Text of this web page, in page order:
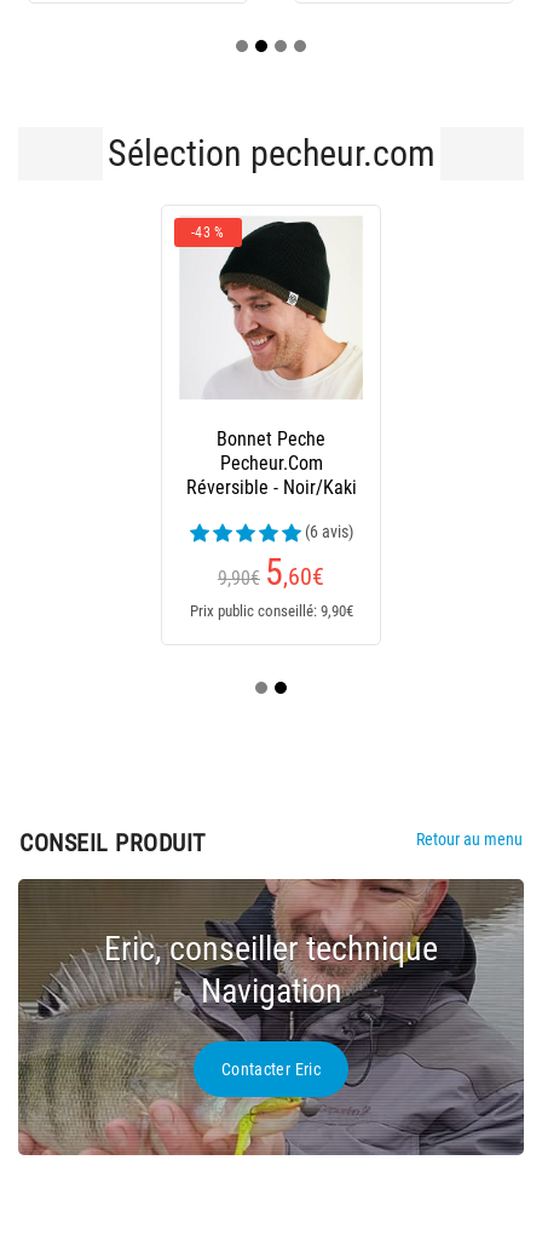
Sélection pecheur.com
-43 %
Bonnet Peche
Pecheur.Com
Réversible - Noir/Kaki
(6 avis)
9,90€ 5,60€
Prix public conseillé: 9,90€
CONSEIL PRODUIT Retour au menu
Eric, conseiller technique
Navigation
Contacter Eric